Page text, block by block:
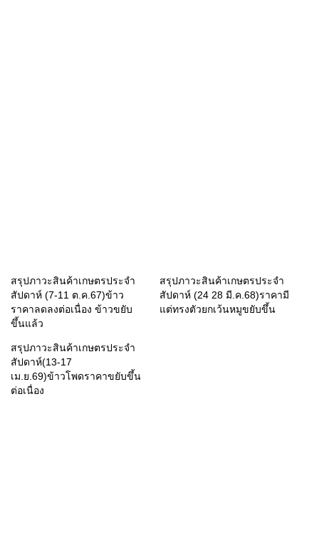
สรุปภาวะสินค้าเกษตรประจำ
สัปดาห์ (7-11 ต.ค.67)ข้าว
ราคาลดลงต่อเนื่อง ข้าวขยับ
ขึ้นแล้ว
สรุปภาวะสินค้าเกษตรประจำ
สัปดาห์ (24 28 มี.ค.68)ราคามี
แต่ทรงตัวยกเว้นหมูขยับขึ้น
สรุปภาวะสินค้าเกษตรประจำ
สัปดาห์(13-17
เม.ย.69)ข้าวโพดราคาขยับขึ้น
ต่อเนื่อง